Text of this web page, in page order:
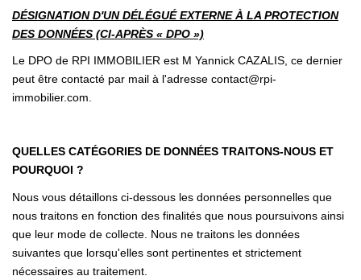
DÉSIGNATION D'UN DÉLÉGUÉ EXTERNE À LA PROTECTION
DES DONNÉES (CI-APRÈS « DPO »)
Le DPO de RPI IMMOBILIER est M Yannick CAZALIS, ce dernier
peut être contacté par mail à l'adresse contact@rpi-
immobilier.com.
QUELLES CATÉGORIES DE DONNÉES TRAITONS-NOUS ET
POURQUOI ?
Nous vous détaillons ci-dessous les données personnelles que
nous traitons en fonction des finalités que nous poursuivons ainsi
que leur mode de collecte. Nous ne traitons les données
suivantes que lorsqu'elles sont pertinentes et strictement
nécessaires au traitement.